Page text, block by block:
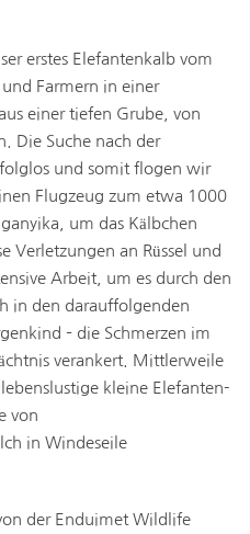
erstes Elefantenkalb vom
und Farmern in einer
einer tiefen Grube, von
Die Suche nach der
und somit flogen wir
Flugzeug zum etwa 1000
um das Kälbchen
Verletzungen an Rüssel und
Arbeit, um es durch den
in den darauffolgenden
– die Schmerzen im
verankert. Mittlerweile
kleine Elefanten-
von
in Windeseile
der Enduimet Wildlife